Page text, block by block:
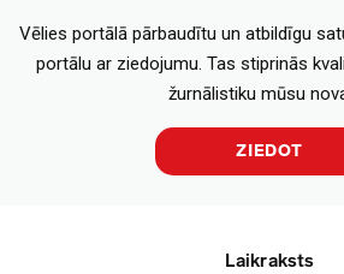
Vēlies portālā pārbaudītu un atbildīgu
portālu ar ziedojumu. Tas stiprinās
žurnālistiku mūsu
ZIEDOT
Laikraksts